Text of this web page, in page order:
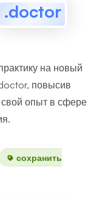
.doctor
на новый
повысив
опыт в сфере
сохранить